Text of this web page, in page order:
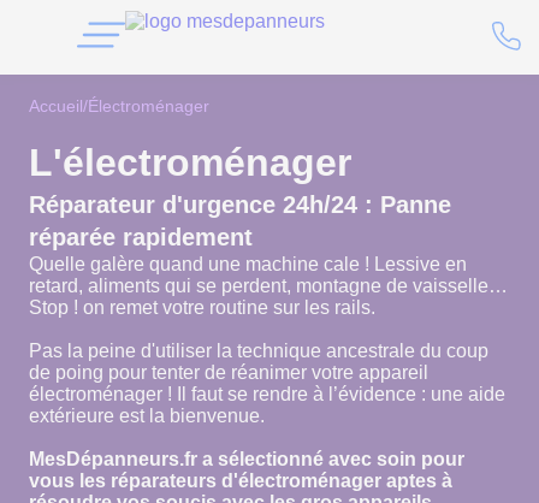
Accueil/Électroménager
L'électroménager
Réparateur d'urgence 24h/24 : Panne
réparée rapidement
Quelle galère quand une machine cale ! Lessive en
retard, aliments qui se perdent, montagne de vaisselle…
Stop ! on remet votre routine sur les rails.
Pas la peine d'utiliser la technique ancestrale du coup
de poing pour tenter de réanimer votre appareil
électroménager ! Il faut se rendre à l’évidence : une aide
extérieure est la bienvenue.
MesDépanneurs.fr a sélectionné avec soin pour
vous les réparateurs d'électroménager aptes à